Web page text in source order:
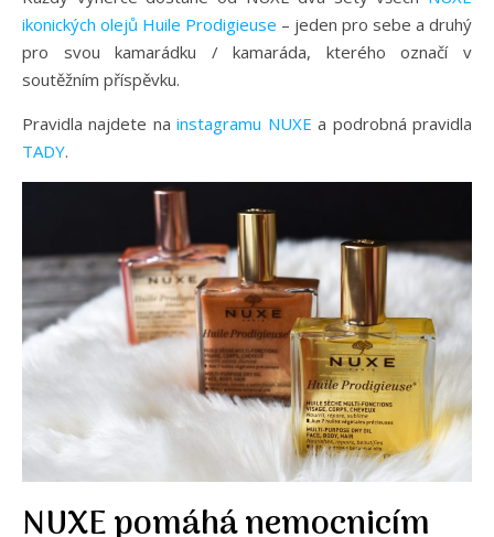
ikonických olejů Huile Prodigieuse – jeden pro sebe a druhý
pro svou kamarádku / kamaráda, kterého označí v
soutěžním příspěvku. ⠀
Pravidla najdete nainstagramu NUXE a podrobná pravidla
TADY.
NUXE pomáhá nemocnicím